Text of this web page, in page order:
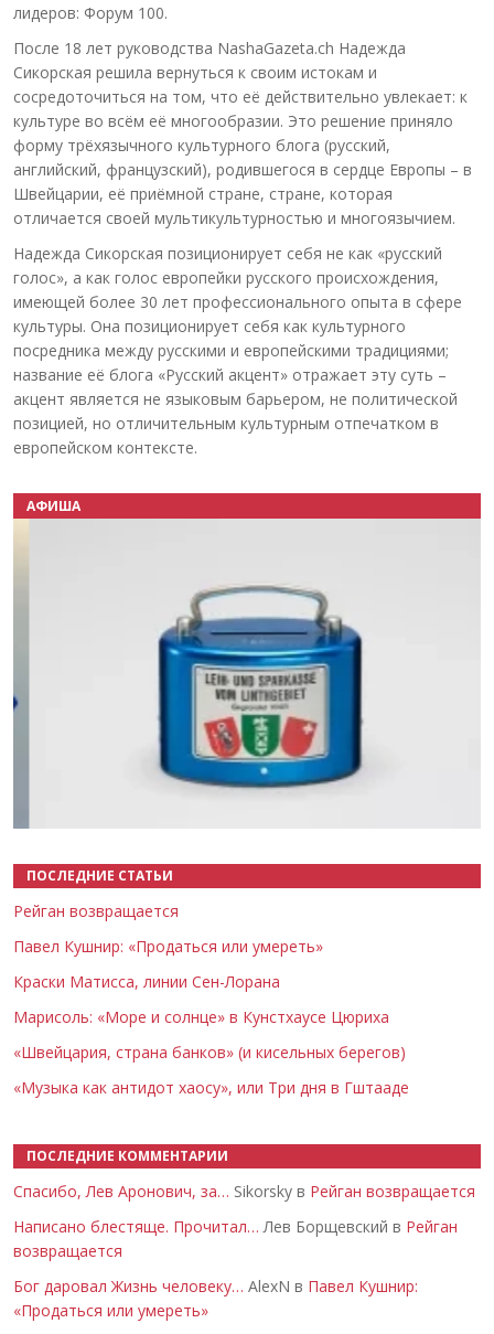
лидеров: Форум 100.
После 18 лет руководства NashaGazeta.ch Надежда
Сикорская решила вернуться к своим истокам и
сосредоточиться на том, что её действительно увлекает: к
культуре во всём её многообразии. Это решение приняло
форму трёхязычного культурного блога (русский,
английский, французский), родившегося в сердце Европы – в
Швейцарии, её приёмной стране, стране, которая
отличается своей мультикультурностью и многоязычием.
Надежда Сикорская позиционирует себя не как «русский
голос», а как голос европейки русского происхождения,
имеющей более 30 лет профессионального опыта в сфере
культуры. Она позиционирует себя как культурного
посредника между русскими и европейскими традициями;
название её блога «Русский акцент» отражает эту суть –
акцент является не языковым барьером, не политической
позицией, но отличительным культурным отпечатком в
европейском контексте.
АФИША
ПОСЛЕДНИЕ СТАТЬИ
Рейган возвращается
Павел Кушнир: «Продаться или умереть»
Краски Матисса, линии Сен-Лорана
Марисоль: «Море и солнце» в Кунстхаусе Цюриха
«Швейцария, страна банков» (и кисельных берегов)
«Музыка как антидот хаосу», или Три дня в Гштааде
ПОСЛЕДНИЕ КОММЕНТАРИИ
Спасибо, Лев Аронович, за… Sikorsky в Рейган возвращается
Написано блестяще. Прочитал… Лев Борщевский в Рейган
возвращается
Бог даровал Жизнь человеку… AlexN в Павел Кушнир:
«Продаться или умереть»